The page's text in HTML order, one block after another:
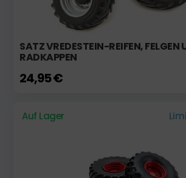
SATZ VREDESTEIN-REIFEN, FELGEN
RADKAPPEN
24,95 €
Auf Lager